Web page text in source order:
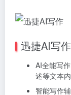
迅捷AI写
AI全能写
述等文本内
智能写作